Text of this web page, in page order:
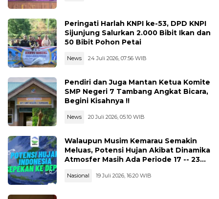
Peringati Harlah KNPI ke-53, DPD KNPI
Sijunjung Salurkan 2.000 Bibit Ikan dan
50 Bibit Pohon Petai
News 24 Juli 2026, 07:56 WIB
Pendiri dan Juga Mantan Ketua Komite
SMP Negeri 7 Tambang Angkat Bicara,
Begini Kisahnya !!
News 20 Juli 2026, 05:10 WIB
Walaupun Musim Kemarau Semakin
Meluas, Potensi Hujan Akibat Dinamika
Atmosfer Masih Ada Periode 17 -- 23
Nasional 19 Juli 2026, 16:20 WIB